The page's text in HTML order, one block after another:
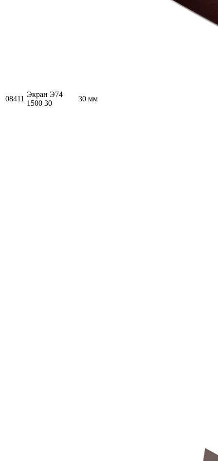
08411
Экран Э74
1500 30
30 мм